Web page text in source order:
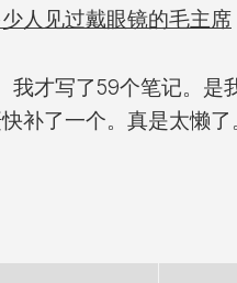
人见过戴眼镜的毛主席
我才写了59个笔记。是
补了一个。真是太懒了